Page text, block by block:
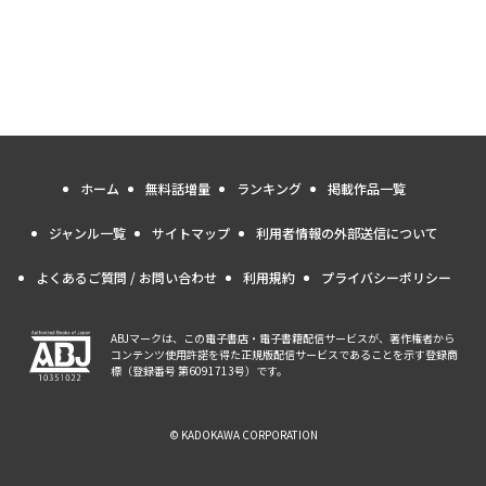
ホーム 無料話増量 ランキング 掲載作品一覧
ジャンル一覧 サイトマップ 利用者情報の外部送信について
よくあるご質問 / お問い合わせ 利用規約 プライバシーポリシー
ABJマークは、この電子書店・電子書籍配信サービスが、著作権者から
コンテンツ使用許諾を得た正規版配信サービスであることを示す登録商
標（登録番号 第6091713号）です。
© KADOKAWA CORPORATION